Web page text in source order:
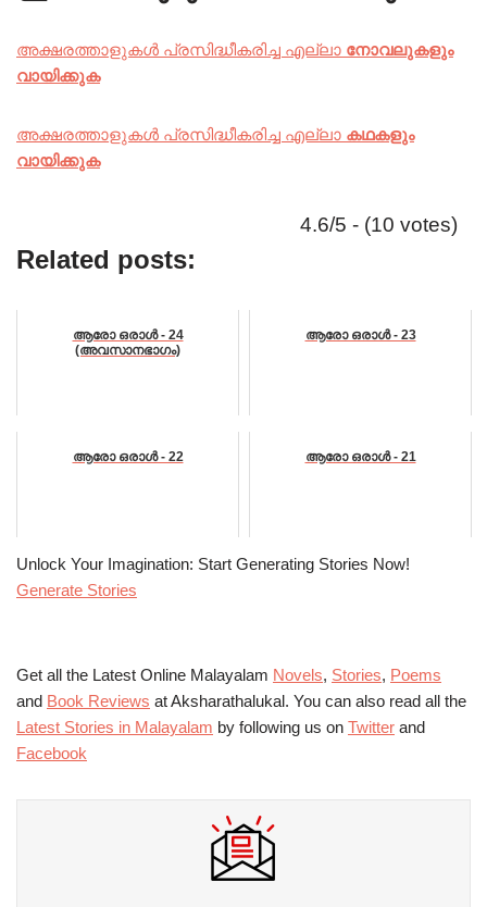
അക്ഷരത്താളുകൾ പ്രസിദ്ധീകരിച്ച എല്ലാ നോവലുകളും
വായിക്കുക
അക്ഷരത്താളുകൾ പ്രസിദ്ധീകരിച്ച എല്ലാ കഥകളും
വായിക്കുക
4.6/5 - (10 votes)
Related posts:
ആരോ ഒരാൾ - 24
(അവസാനഭാഗം)
ആരോ ഒരാൾ - 23
ആരോ ഒരാൾ - 22 ആരോ ഒരാൾ - 21
Unlock Your Imagination: Start Generating Stories Now!
Generate Stories
Get all the Latest Online Malayalam Novels, Stories, Poems
and Book Reviews at Aksharathalukal. You can also read all the
Latest Stories in Malayalam by following us on Twitter and
Facebook